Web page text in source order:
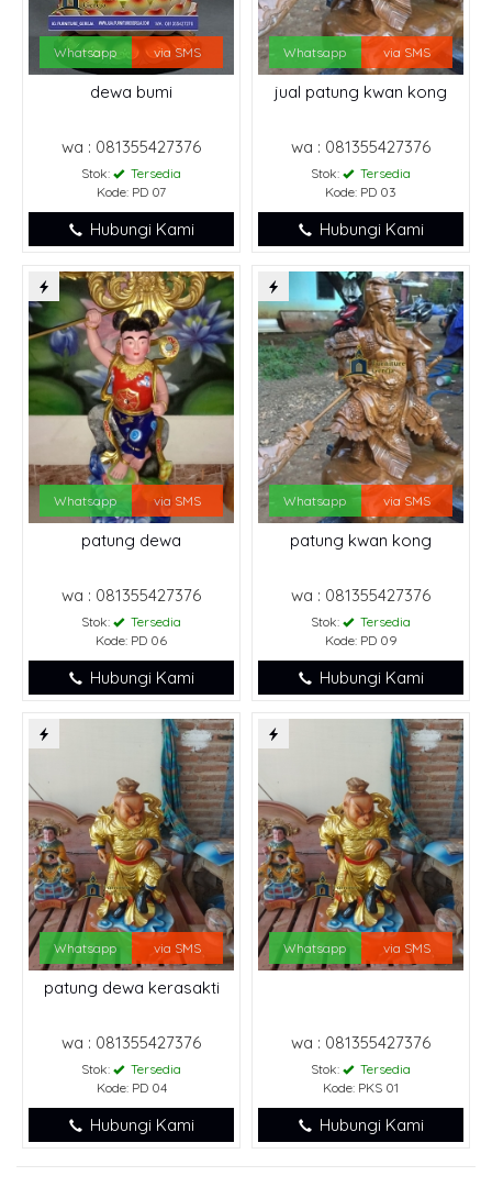
Whatsapp via SMS
dewa bumi
wa : 081355427376
Stok:
Tersedia
Kode: PD 07
Hubungi Kami
Whatsapp via SMS
jual patung kwan kong
wa : 081355427376
Stok:
Tersedia
Kode: PD 03
Hubungi Kami
Whatsapp via SMS
patung dewa
wa : 081355427376
Stok:
Tersedia
Kode: PD 06
Hubungi Kami
Whatsapp via SMS
patung kwan kong
wa : 081355427376
Stok:
Tersedia
Kode: PD 09
Hubungi Kami
Whatsapp via SMS
patung dewa kerasakti
wa : 081355427376
Stok:
Tersedia
Kode: PD 04
Hubungi Kami
Whatsapp via SMS
wa : 081355427376
Stok:
Tersedia
Kode: PKS 01
Hubungi Kami